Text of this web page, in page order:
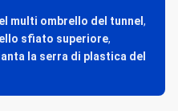
multi ombrello del tunnel ,
sfiato superiore,
la serra di plastica del